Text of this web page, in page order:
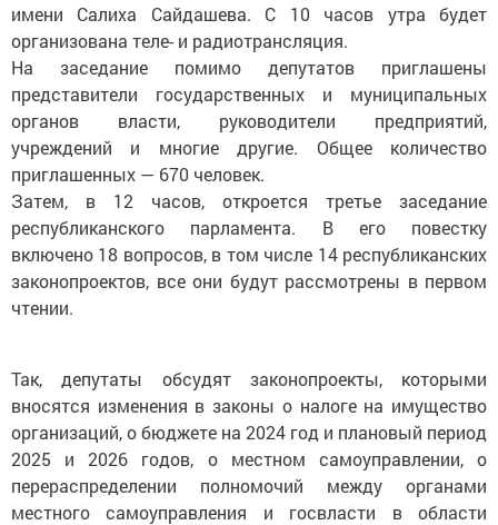
имени Салиха Сайдашева. С 10 часов утра будет
организована теле- и радиотрансляция.
На заседание помимо депутатов приглашены
представители государственных и муниципальных
органов власти, руководители предприятий,
учреждений и многие другие. Общее количество
приглашенных — 670 человек.
Затем, в 12 часов, откроется третье заседание
республиканского парламента. В его повестку
включено 18 вопросов, в том числе 14 республиканских
законопроектов, все они будут рассмотрены в первом
чтении.
Так, депутаты обсудят законопроекты, которыми
вносятся изменения в законы о налоге на имущество
организаций, о бюджете на 2024 год и плановый период
2025 и 2026 годов, о местном самоуправлении, о
перераспределении полномочий между органами
местного самоуправления и госвласти в области